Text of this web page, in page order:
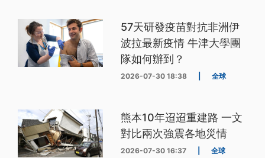
57天研發疫苗對抗非洲伊
波拉最新疫情 牛津大學團
隊如何辦到？
2026-07-30 18:38 全球
熊本10年迢迢重建路 一文
對比兩次強震各地災情
2026-07-30 16:37 全球